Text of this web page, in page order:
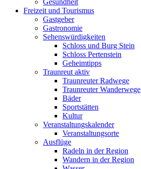
Gesundheit
Freizeit und Tourismus
Gastgeber
Gastronomie
Sehenswürdigkeiten
Schloss und Burg Stein
Schloss Pertenstein
Geheimtipps
Traunreut aktiv
Traunreuter Radwege
Traunreuter Wanderwege
Bäder
Sportstätten
Kultur
Veranstaltungskalender
Veranstaltungsorte
Ausflüge
Radeln in der Region
Wandern in der Region